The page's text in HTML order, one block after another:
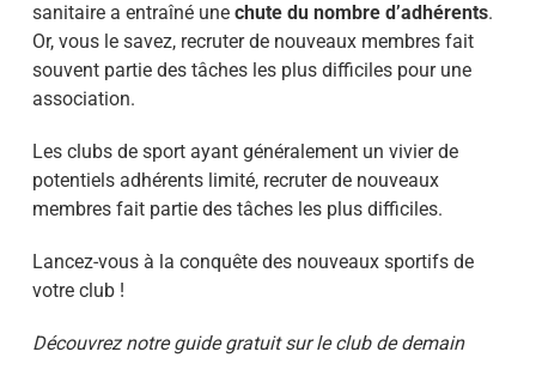
sanitaire a entraîné une chute du nombre d’adhérents.
Or, vous le savez, recruter de nouveaux membres fait
souvent partie des tâches les plus difficiles pour une
association.
Les clubs de sport ayant généralement un vivier de
potentiels adhérents limité, recruter de nouveaux
membres fait partie des tâches les plus difficiles.
Lancez-vous à la conquête des nouveaux sportifs de
votre club !
Découvrez notre guide gratuit sur le club de demain